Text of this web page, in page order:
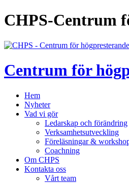
CHPS-Centrum
Centrum för
Hem
Nyheter
Vad vi gör
Ledarskap och förändring
Verksamhetsutveckling
Föreläsningar &
Coachning
Om CHPS
Kontakta oss
Vårt team